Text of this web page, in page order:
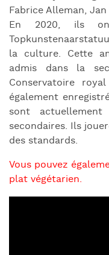
Fabrice Alleman,
En 2020, ils
la culture. Cette
admis dans la
Conservatoire
également
sont
secondaires. Ils
des standards.
Vous pouvez
plat végétarien.